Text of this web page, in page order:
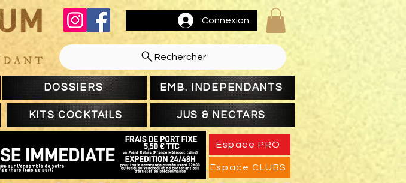
Connexion
Rechercher
DOSSIERS EMB. INDEPENDANTS
KITS COCKTAILS JUS & NECTARS
Espace PRO
Espace CLUBS